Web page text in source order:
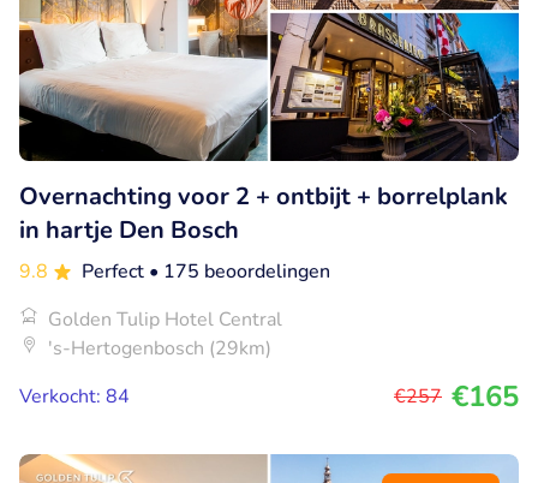
Overnachting voor 2 + ontbijt + borrelplank
in hartje Den Bosch
9.8 Perfect • 175 beoordelingen
Golden Tulip Hotel Central
's-Hertogenbosch (29km)
Verkocht: 84
€257 €165